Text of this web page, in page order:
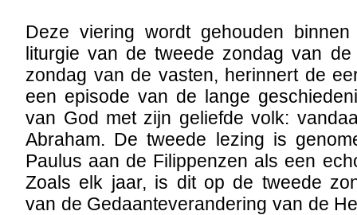
Deze viering wordt gehouden
liturgie van de tweede zondag van
zondag van de vasten, herinnert de
een episode van de lange
van God met zijn geliefde volk:
Abraham. De tweede lezing is
Paulus aan de Filippenzen als een
Zoals elk jaar, is dit op de tweede
van de Gedaanteverandering van de